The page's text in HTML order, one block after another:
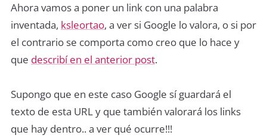
Ahora vamos a poner un link con una palabra
inventada, ksleortao, a ver si Google lo valora, o si por
el contrario se comporta como creo que lo hace y
que describí en el anterior post.
Supongo que en este caso Google sí guardará el
texto de esta URL y que también valorará los links
que hay dentro.. a ver qué ocurre!!!